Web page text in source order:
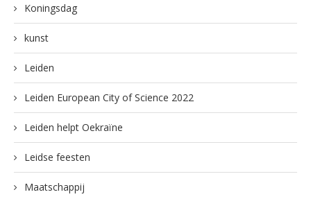
Koningsdag
kunst
Leiden
Leiden European City of Science 2022
Leiden helpt Oekraïne
Leidse feesten
Maatschappij